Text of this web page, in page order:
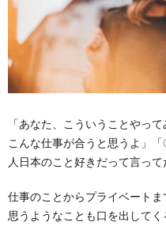
興味
があ
るか
時間
がか
かる
やた
ら話
し合
「あなた、こういうことやっ
こんな仕事が合うと思うよ」
人日本のこと好きだって言っ
仕事のことからプライベート
思うようなことも口を出してく